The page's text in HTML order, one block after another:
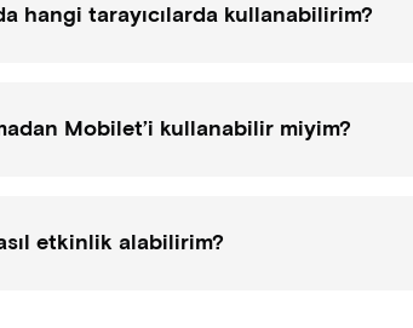
hangi tarayıcılarda kullanabilirim?
Mobilet’i kullanabilir miyim?
etkinlik alabilirim?